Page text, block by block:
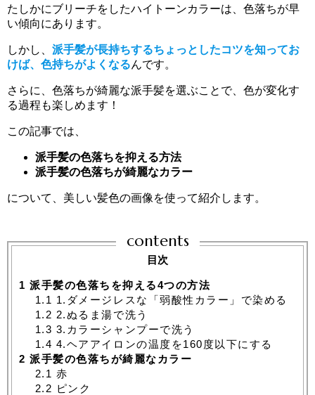
たしかにブリーチをしたハイトーンカラーは、色落ちが早
い傾向にあります。
しかし、 派手髪が長持ちするちょっとしたコツを知ってお
けば、色持ちがよくなるんです。
さらに、色落ちが綺麗な派手髪を選ぶことで、色が変化す
る過程も楽しめます！
この記事では、
派手髪の色落ちを抑える方法
派手髪の色落ちが綺麗なカラー
について、美しい髪色の画像を使って紹介します。
contents
目次
1 派手髪の色落ちを抑える4つの方法
1.1 1.ダメージレスな「弱酸性カラー」で染める
1.2 2.ぬるま湯で洗う
1.3 3.カラーシャンプーで洗う
1.4 4.ヘアアイロンの温度を160度以下にする
2 派手髪の色落ちが綺麗なカラー
2.1 赤
2.2 ピンク